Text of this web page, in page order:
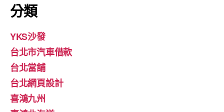
分類
YKS沙發
台北市汽車借款
台北當舖
台北網頁設計
喜鴻九州